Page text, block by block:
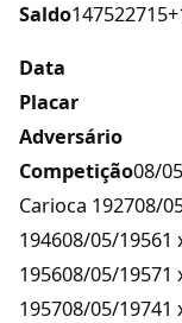
Saldo
Data
Placar
Adversário
Competição08/
Carioca 192708/
194608/05/19561
195608/05/19571
195708/05/19741